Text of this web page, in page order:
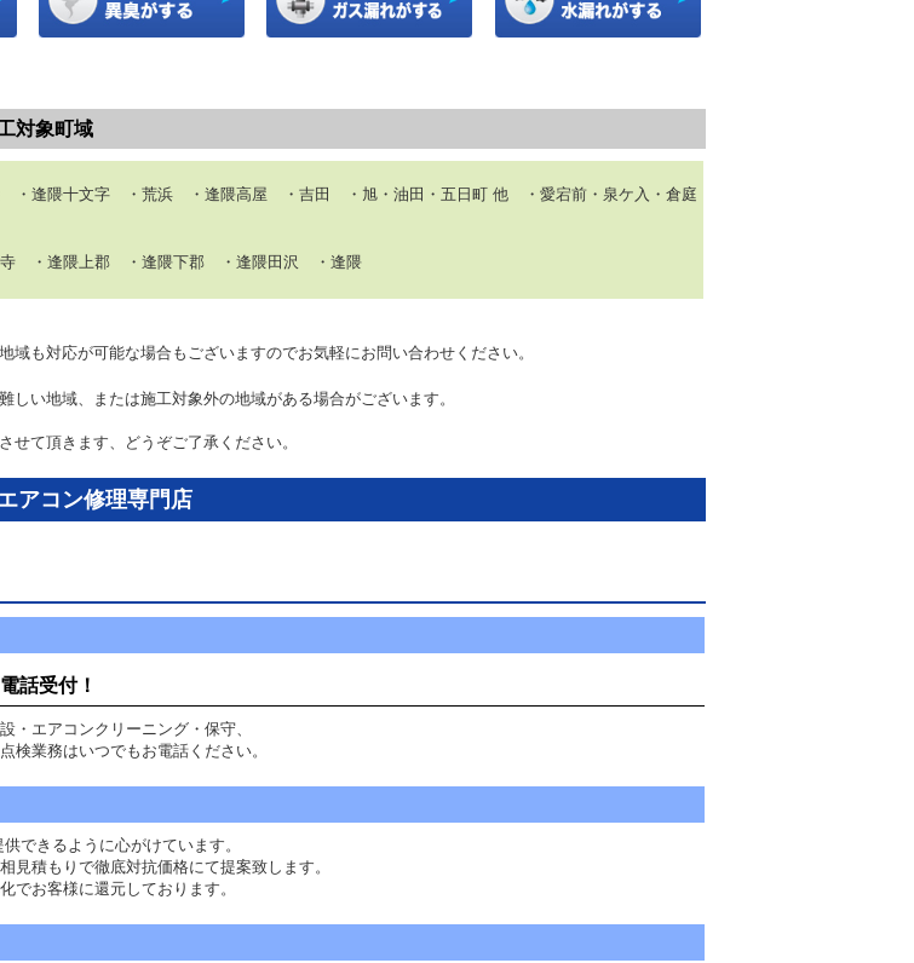
対象町域
逢隈十文字 ・荒浜 ・逢隈高屋 ・吉田 ・旭・油田・五日町 他 ・愛宕前・泉ケ入・倉庭
・逢隈上郡 ・逢隈下郡 ・逢隈田沢 ・逢隈
域も対応が可能な場合もございますのでお気軽にお問い合わせください。
しい地域、または施工対象外の地域がある場合がございます。
て頂きます、どうぞご了承ください。
アコン修理専門店
話受付！
・エアコンクリーニング・保守、
検業務はいつでもお電話ください。
できるように心がけています。
見積もりで徹底対抗価格にて提案致します。
でお客様に還元しております。